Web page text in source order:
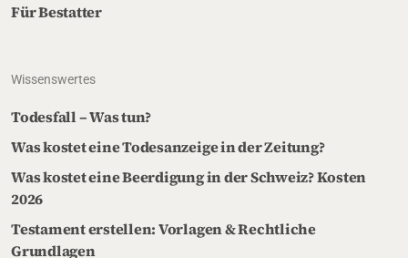
Für Bestatter
Wissenswertes
Todesfall – Was tun?
Was kostet eine Todesanzeige in der Zeitung?
Was kostet eine Beerdigung in der Schweiz? Kosten
2026
Testament erstellen: Vorlagen & Rechtliche
Grundlagen